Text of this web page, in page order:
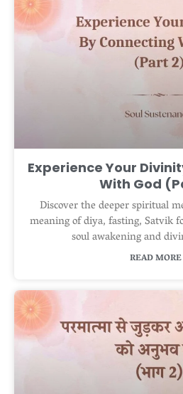
Experience Your
With God
Discover the deeper spiritual
meaning of diya, fasting, Satvik
soul awakening and
READ